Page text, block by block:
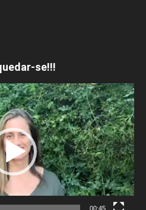
se!!!
00:45